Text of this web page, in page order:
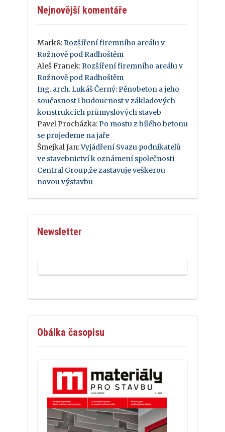
Nejnovější komentáře
Mark8: Rozšíření firemního areálu v
Rožnově pod Radhoštěm
Aleš Franek: Rozšíření firemního areálu v
Rožnově pod Radhoštěm
Ing. arch. Lukáš Černý: Pěnobeton a jeho
současnost i budoucnost v základových
konstrukcích průmyslových staveb
Pavel Procházka: Po mostu z bílého betonu
se projedeme na jaře
Šmejkal Jan:Vyjádření Svazu podnikatelů
ve stavebnictví k oznámení společnosti
Central Group,že zastavuje veškerou
novou výstavbu
Newsletter
Obálka časopisu